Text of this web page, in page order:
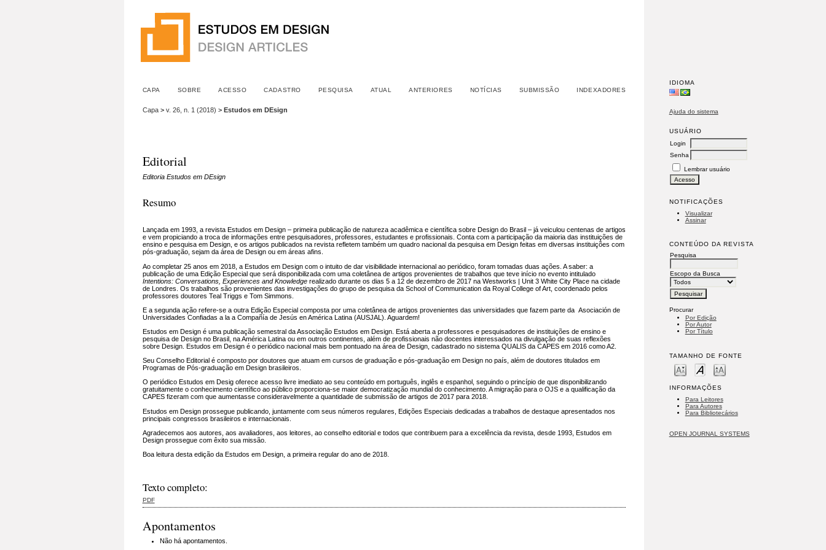
IDIOMA
Ajuda do sistema
USUÁRIO
Login
Senha
Lembrar usuário
NOTIFICAÇÕES
Visualizar
Assinar
CONTEÚDO DA REVISTA
Pesquisa
Escopo da Busca
Procurar
Por Edição
Por Autor
Por Título
TAMANHO DE FONTE
INFORMAÇÕES
Para Leitores
Para Autores
Para Bibliotecários
OPEN JOURNAL SYSTEMS
CAPA SOBRE ACESSO CADASTRO PESQUISA ATUAL ANTERIORES NOTÍCIAS SUBMISSÃO INDEXADORES
Capa> v. 26, n. 1 (2018) > Estudos em DEsign
Editorial
Editoria Estudos em DEsign
Resumo
Lançada em 1993, a revista Estudos em Design – primeira publicação de natureza acadêmica e científica sobre Design do Brasil – já veiculou centenas de artigos
e vem propiciando a troca de informações entre pesquisadores, professores, estudantes e profissionais. Conta com a participação da maioria das instituições de
ensino e pesquisa em Design, e os artigos publicados na revista refletem também um quadro nacional da pesquisa em Design feitas em diversas instituições com
pós-graduação, sejam da área de Design ou em áreas afins.
Ao completar 25 anos em 2018, a Estudos em Design com o intuito de dar visibilidade internacional ao periódico, foram tomadas duas ações. A saber: a
publicação de uma Edição Especial que será disponibilizada com uma coletânea de artigos provenientes de trabalhos que teve início no evento intitulado
Intentions: Conversations, Experiences and Knowledgerealizado durante os dias 5 a 12 de dezembro de 2017 na Westworks | Unit 3 White City Place na cidade
de Londres. Os trabalhos são provenientes das investigações do grupo de pesquisa da School of Communication da Royal College of Art, coordenado pelos
professores doutores Teal Triggs e Tom Simmons.
E a segunda ação refere-se a outra Edição Especial composta por uma coletânea de artigos provenientes das universidades que fazem parte da Asociación de
Universidades Confiadas a la a Compañía de Jesús en América Latina (AUSJAL). Aguardem!
Estudos em Design é uma publicação semestral da Associação Estudos em Design. Está aberta a professores e pesquisadores de instituições de ensino e
pesquisa de Design no Brasil, na América Latina ou em outros continentes, além de profissionais não docentes interessados na divulgação de suas reflexões
sobre Design. Estudos em Design é o periódico nacional mais bem pontuado na área de Design, cadastrado no sistema QUALIS da CAPES em 2016 como A2.
Seu Conselho Editorial é composto por doutores que atuam em cursos de graduação e pós-graduação em Design no país, além de doutores titulados em
Programas de Pós-graduação em Design brasileiros.
O periódico Estudos em Desig oferece acesso livre imediato ao seu conteúdo em português, inglês e espanhol, seguindo o princípio de que disponibilizando
gratuitamente o conhecimento científico ao público proporciona-se maior democratização mundial do conhecimento. A migração para o OJS e a qualificação da
CAPES fizeram com que aumentasse consideravelmente a quantidade de submissão de artigos de 2017 para 2018.
Estudos em Design prossegue publicando, juntamente com seus números regulares, Edições Especiais dedicadas a trabalhos de destaque apresentados nos
principais congressos brasileiros e internacionais.
Agradecemos aos autores, aos avaliadores, aos leitores, ao conselho editorial e todos que contribuem para a excelência da revista, desde 1993, Estudos em
Design prossegue com êxito sua missão.
Boa leitura desta edição da Estudos em Design, a primeira regular do ano de 2018.
Texto completo:
PDF
Apontamentos
Não há apontamentos.